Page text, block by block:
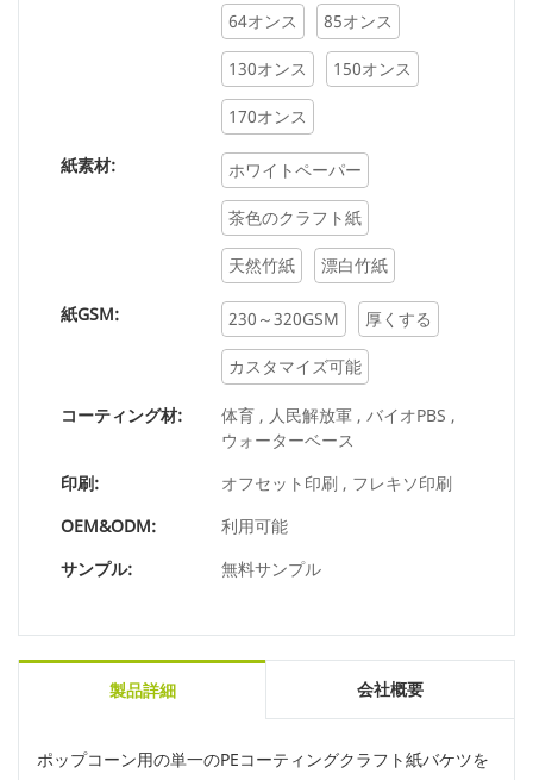
ニーズに応じてカスタマイズできます。
64オンス 85オンス
130オンス 150オンス
170オンス
紙素材: ホワイトペーパー
茶色のクラフト紙
天然竹紙 漂白竹紙
紙GSM: 230～320GSM 厚くする
カスタマイズ可能
コーティング材:
体育 , 人民解放軍 , バイオPBS ,
ウォーターベース
印刷:
オフセット印刷 , フレキソ印刷
OEM&ODM:
利用可能
サンプル:
無料サンプル
製品詳細 会社概要
ポップコーン用の単一のPEコーティングクラフト紙バケツを